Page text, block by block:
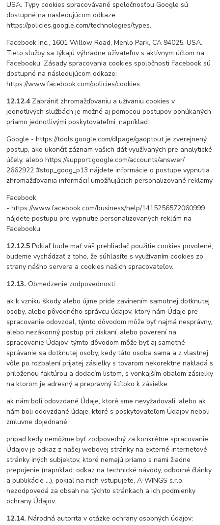
USA. Typy cookies spracovávané spoločnosťou Google sú
dostupné na nasledujúcom odkaze:
https://policies.google.com/technologies/types.
Facebook Inc., 1601 Willow Road, Menlo Park, CA 94025, USA.
Tieto služby sa týkajú výhradne užívateľov s aktívnym účtom na
Facebooku. Zásady spracovania cookies spoločnosti Facebook sú
dostupné na následujúcom odkaze:
https://www.facebook.com/policies/cookies
12.12.4 Zabrániť zhromažďovaniu a užívaniu cookies v
jednotlivých službách je možné aj pomocou postupov ponúkaných
priamo jednotlivými poskytovateľmi, napríklad:
Google - https://tools.google.com/dlpage/gaoptout je zverejnený
postup, ako ukončiť záznam vašich dát využívaných pre analytické
účely, alebo https://support.google.com/accounts/answer/
2662922 #stop_goog_p13 nájdete informácie o postupe vypnutia
zhromažďovania informácií umožňujúcich personalizované reklamy
Facebook
- https://www.facebook.com/business/help/1415256572060999
nájdete postupu pre vypnutie personalizovaných reklám na
Facebooku
12.12.5 Pokiaľ bude mať váš prehliadač použitie cookies povolené,
budeme vychádzať z toho, že súhlasíte s využívaním cookies zo
strany nášho servera a cookies našich spracovateľov.
12.13. Obmedzenie zodpovednosti
ak k vzniku škody alebo újme príde zavinením samotnej dotknutej
osoby, alebo pôvodného správcu údajov, ktorý nám Údaje pre
spracovanie odovzdal, týmto dôvodom môže byť najmä nesprávny,
alebo nezákonný postup pri získaní, alebo poverení na
spracovanie Údajov, týmto dôvodom môže byť aj samotné
správanie sa dotknutej osoby, kedy táto osoba sama a z vlastnej
vôle po rozbalení prijatej zásielky s tovarom nekorektne nakladá s
priloženou faktúrou a dodacím listom, s vonkajším obalom zásielky
na ktorom je adresný a prepravný štítoko k zásielke
ak nám boli odovzdané Údaje, ktoré sme nevyžadovali, alebo ak
nám boli odovzdané údaje, ktoré s poskytovateľom Údajov neboli
zmluvne dojednané
prípad kedy nemôžme byť zodpovedný za konkrétne spracovanie
Údajov je odkaz z našej webovej stránky na externé internetové
stránky iných subjektov, ktoré nemajú priamo s nami žiadne
prepojenie (napríklad: odkaz na technické návody, odborné články
a publikácie ...), pokiaľ na nich vstupujete, A-WINGS s.r.o.
nezodpovedá za obsah na týchto stránkach a ich podmienky
ochrany Údajov.
12.14. Národná autorita v otázke ochrany osobných údajov: